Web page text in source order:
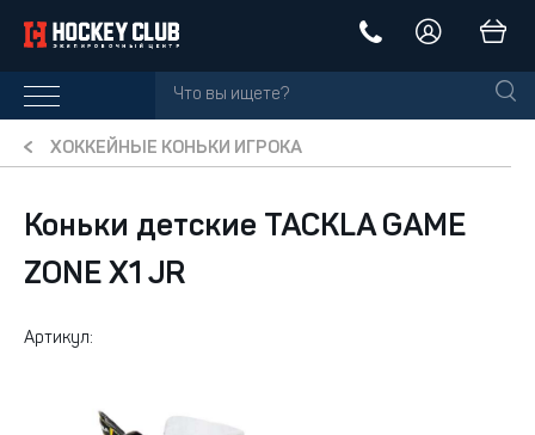
ХОККЕЙНЫЕ КОНЬКИ ИГРОКА
Коньки детские TACKLA GAME
ZONE X1 JR
Артикул: